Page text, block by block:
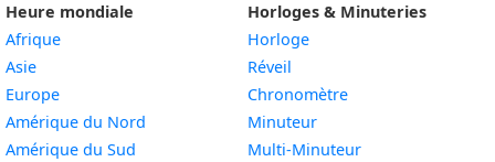
Heure mondiale
Afrique
Asie
Europe
Amérique du Nord
Amérique du Sud
Horloges & Minuteries
Horloge
Réveil
Chronomètre
Minuteur
Multi-Minuteur